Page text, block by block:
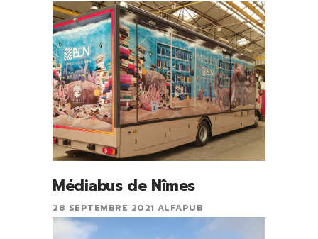
Médiabus de Nîmes
28 SEPTEMBRE 2021 ALFAPUB